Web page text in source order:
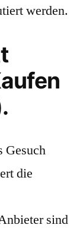
werden.
Gesuch
die
sind